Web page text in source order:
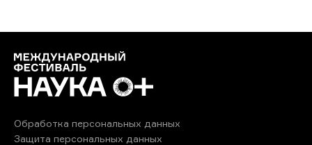
Обработка персональных данных
Защита персональных данных